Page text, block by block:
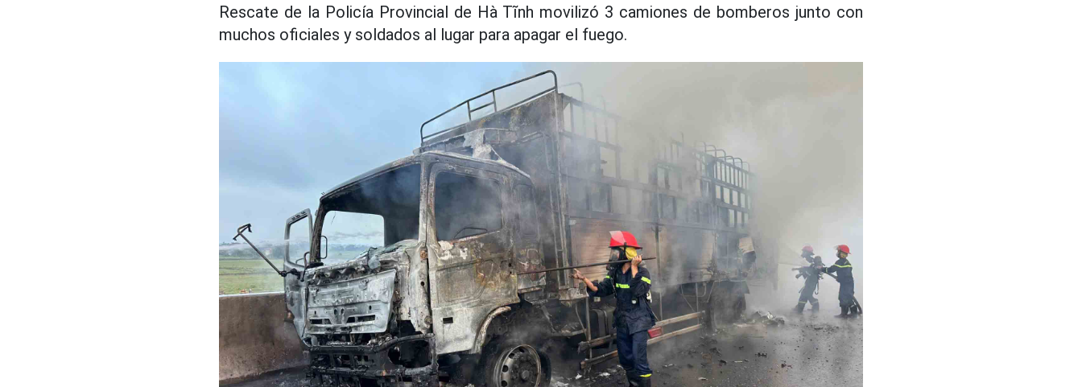
Rescate de la Policía Provincial de Hà Tĩnh movilizó 3 camiones de bomberos junto con
muchos oficiales y soldados al lugar para apagar el fuego.